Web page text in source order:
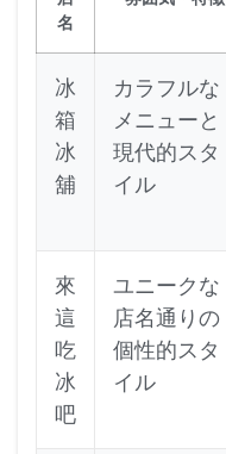
名
冰
箱
冰
舖
カラフルな
メニューと
現代的スタ
イル
來
這
吃
冰
吧
ユニークな
店名通りの
個性的スタ
イル